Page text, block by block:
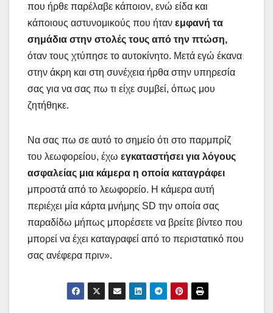
που ήρθε παρέλαβε κάποιον, ενώ είδα και
κάποιους αστυνομικούς που ήταν εμφανή τα
σημάδια στην στολές τους από την πτώση,
όταν τους χτύπησε το αυτοκίνητο. Μετά εγώ έκανα
στην άκρη και στη συνέχεια ήρθα στην υπηρεσία
σας για να σας πω τι είχε συμβεί, όπως μου
ζητήθηκε.
Να σας πω σε αυτό το σημείο ότι στο παρμπρίζ
του λεωφορείου, έχω εγκαταστήσει για λόγους
ασφαλείας μια κάμερα η οποία καταγράφει
μπροστά από το λεωφορείο. Η κάμερα αυτή
περιέχει μία κάρτα μνήμης SD την οποία σας
παραδίδω μήπως μπορέσετε να βρείτε βίντεο που
μπορεί να έχει καταγραφεί από το περιστατικό που
σας ανέφερα πριν».